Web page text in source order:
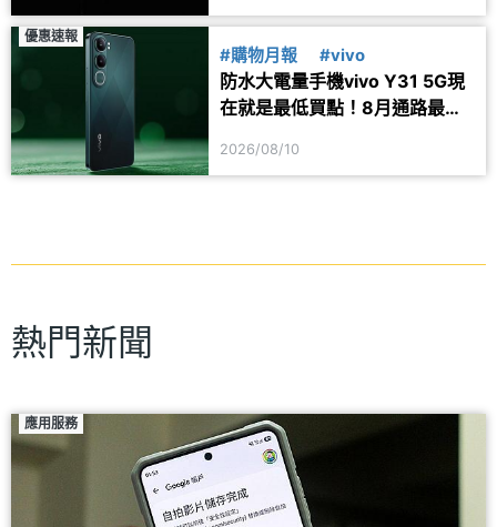
優惠速報
#購物月報 #vivo
防水大電量手機vivo Y31 5G現
在就是最低買點！8月通路最新
2026/08/10
熱門新聞
應用服務